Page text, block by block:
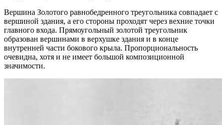
Вершина Золотого равнобедренного треугольника совпадает с
вершиной здания, а его стороны проходят через вехние точки
главного входа. Прямоугольный золотой треугольник
образован вершинами в верхушке здания и в конце
внутренней части бокового крыла. Пропорциональность
очевидна, хотя и не имеет большой композиционной
значимости.